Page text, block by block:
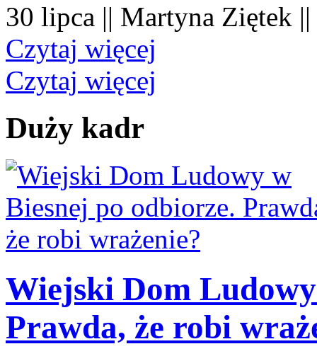
30 lipca || Martyna Ziętek
Czytaj więcej
Czytaj więcej
Duży kadr
Wiejski Dom
Prawda, że robi